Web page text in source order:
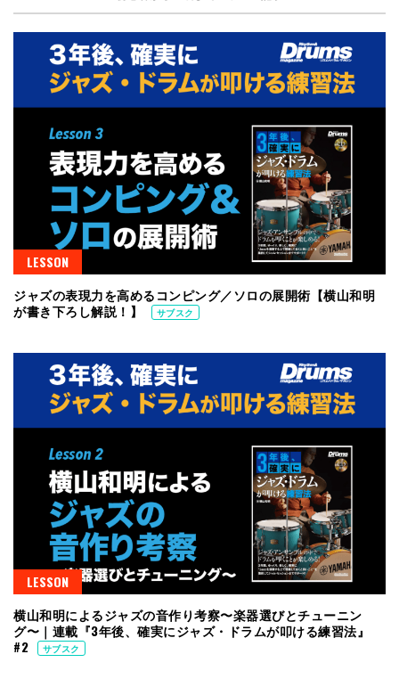
LESSON
ジャズの表現力を高めるコンピング／ソロの展開術【横山和明
が書き下ろし解説！】
サブスク
LESSON
横山和明によるジャズの音作り考察〜楽器選びとチューニン
グ〜｜連載『3年後、確実にジャズ・ドラムが叩ける練習法』
#2
サブスク